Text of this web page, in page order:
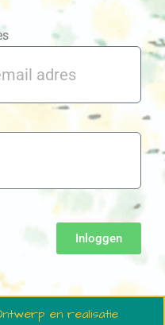
Inloggen
en realisatie